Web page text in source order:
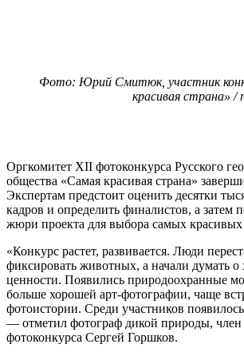
Фото: Юрий Смитюк, участник
красивая страна»
Оргкомитет XII фотоконкурса Русского
общества «Самая красивая страна»
Экспертам предстоит оценить десятки
кадров и определить финалистов, а затем
жюри проекта для выбора самых
«Конкурс растет, развивается. Люди
фиксировать животных, а начали думать о
ценности. Появились природоохранные
больше хорошей арт-фотографии, чаще
фотоистории. Среди участников
— отметил фотограф дикой природы,
фотоконкурса Сергей Горшков.